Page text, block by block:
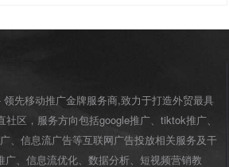
先移动推广金牌服务商,致力于打造外贸最具
区，服务方向包括google推广、tiktok推广、
、信息流广告等互联网广告投放相关服务及干
广、信息流优化、数据分析、短视频营销教